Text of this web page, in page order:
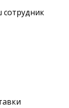
сотрудник